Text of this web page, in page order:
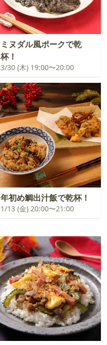
ミヌダル風ポークで乾
杯！
3/30 (木) 19:00〜20:00
年初め鯛出汁飯で乾杯！
1/13 (金) 20:00〜21:00